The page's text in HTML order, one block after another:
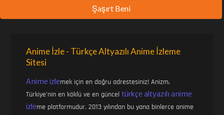
Şaşırt Beni
Anime İzle - Türkçe Altyazılı Anime İzleme
Sitesi
Anime izlemek için en doğru adrestesiniz! Anizm,
Türkiye'nin en köklü ve en günceltürkçe altyazılı anime
izleme platformudur. 2013 yılından bu yana binlerce anime